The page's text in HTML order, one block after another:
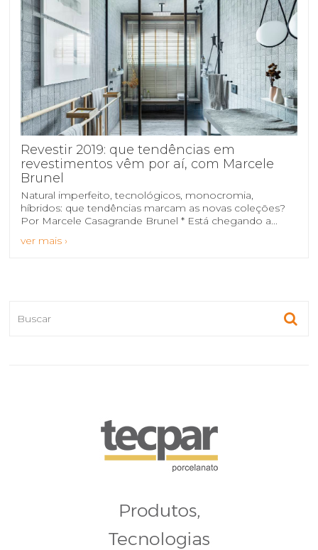
Revestir 2019: que tendências em
revestimentos vêm por aí, com Marcele
Brunel
Natural imperfeito, tecnológicos, monocromia,
híbridos: que tendências marcam as novas coleções?
Por Marcele Casagrande Brunel * Está chegando a...
ver mais ›